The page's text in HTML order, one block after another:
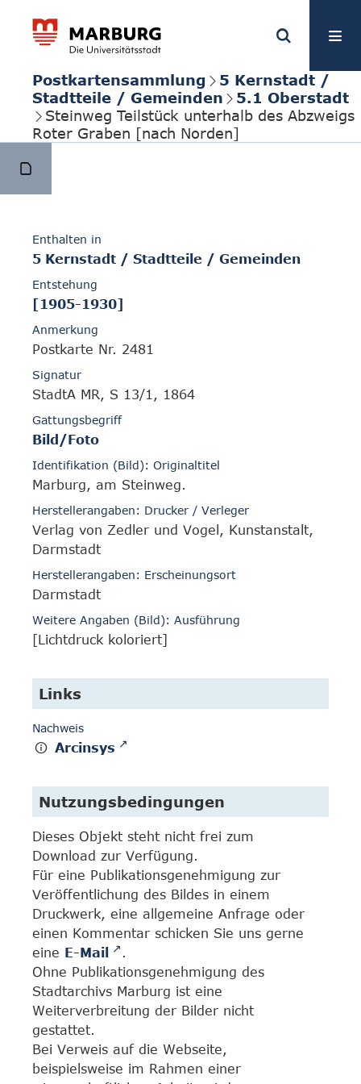
Postkartensammlung
5 Kernstadt /
Stadtteile / Gemeinden
5.1 Oberstadt
Steinweg Teilstück unterhalb des Abzweigs
Roter Graben [nach Norden]
Enthalten in
5 Kernstadt / Stadtteile / Gemeinden
Entstehung
[1905-1930]
Anmerkung
Postkarte Nr. 2481
Signatur
StadtA MR, S 13/1, 1864
Gattungsbegriff
Bild/Foto
Identifikation (Bild): Originaltitel
Marburg, am Steinweg.
Herstellerangaben: Drucker / Verleger
Verlag von Zedler und Vogel, Kunstanstalt,
Darmstadt
Herstellerangaben: Erscheinungsort
Darmstadt
Weitere Angaben (Bild): Ausführung
[Lichtdruck koloriert]
Links
Nachweis
Arcinsys
Nutzungsbedingungen
Dieses Objekt steht nicht frei zum
Download zur Verfügung.
Für eine Publikationsgenehmigung zur
Veröffentlichung des Bildes in einem
Druckwerk, eine allgemeine Anfrage oder
einen Kommentar schicken Sie uns gerne
eine E-Mail
.
Ohne Publikationsgenehmigung des
Stadtarchivs Marburg ist eine
Weiterverbreitung der Bilder nicht
gestattet.
Bei Verweis auf die Webseite,
beispielsweise im Rahmen einer